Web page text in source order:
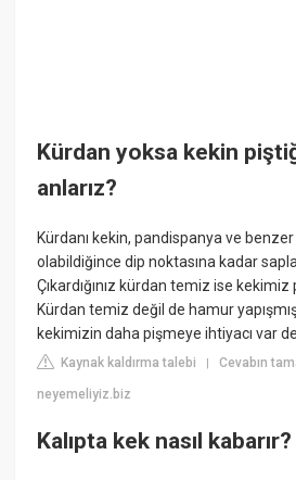
Kürdan yoksa kekin
anlarız?
Kürdanı kekin, pandispanya ve
olabildiğince dip noktasına kadar
Çıkardığınız kürdan temiz ise
Kürdan temiz değil de hamur
kekimizin daha pişmeye ihtiyacı var
Kaynak kaldırma talebi |Cevabın
neyemeliyiz.biz
Kalıpta kek nasıl kabarır?